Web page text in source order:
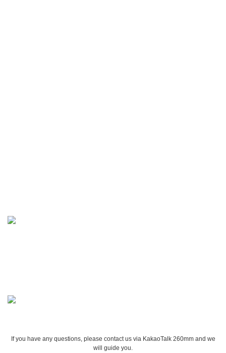
If you have any questions, please contact us via KakaoTalk 260mm and we
will guide you.